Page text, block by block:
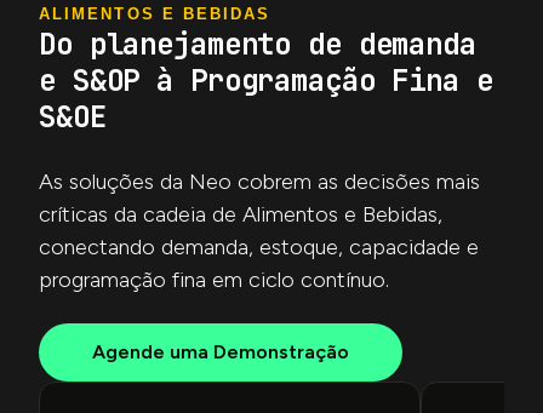
ALIMENTOS E BEBIDAS
Do planejamento de demanda
e S&OP à Programação Fina e
S&OE
As soluções da Neo cobrem as decisões mais
críticas da cadeia de Alimentos e Bebidas,
conectando demanda, estoque, capacidade e
programação fina em ciclo contínuo.
Agende uma Demonstração